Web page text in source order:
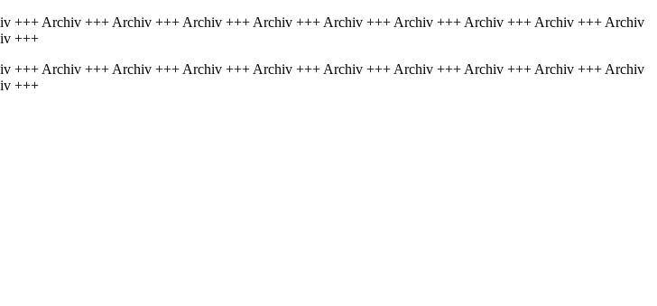
Archiv +++ Archiv +++ Archiv +++ Archiv +++ Archiv +++ Archiv +++ Archiv +++ Archiv +++ Archiv
+++
Archiv +++ Archiv +++ Archiv +++ Archiv +++ Archiv +++ Archiv +++ Archiv +++ Archiv +++ Archiv
+++